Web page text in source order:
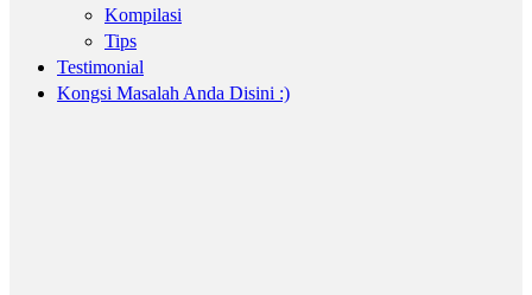
Kompilasi
Tips
Testimonial
Kongsi Masalah Anda Disini :)